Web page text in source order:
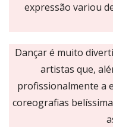
expressão variou
Dançar é muito
artistas que,
profissionalmente a
coreografias